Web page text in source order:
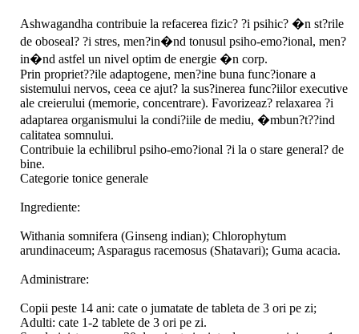
Ashwagandha contribuie la refacerea fizic? ?i psihic? �n st?rile
de oboseal? ?i stres, men?in�nd tonusul psiho-emo?ional, men?
in�nd astfel un nivel optim de energie �n corp.
Prin propriet??ile adaptogene, men?ine buna func?ionare a
sistemului nervos, ceea ce ajut? la sus?inerea func?iilor executive
ale creierului (memorie, concentrare). Favorizeaz? relaxarea ?i
adaptarea organismului la condi?iile de mediu, �mbun?t??ind
calitatea somnului.
Contribuie la echilibrul psiho-emo?ional ?i la o stare general? de
bine.
Categorie tonice generale
Ingrediente:
Withania somnifera (Ginseng indian); Chlorophytum
arundinaceum; Asparagus racemosus (Shatavari); Guma acacia.
Administrare:
Copii peste 14 ani: cate o jumatate de tableta de 3 ori pe zi;
Adulti: cate 1-2 tablete de 3 ori pe zi.